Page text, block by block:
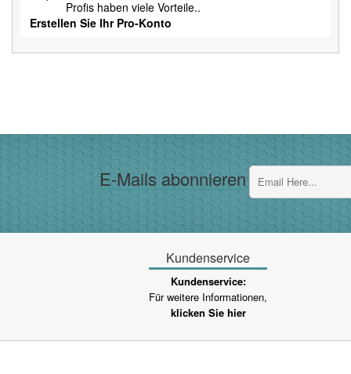
Profis haben viele Vorteile..
Erstellen Sie Ihr Pro-Konto
E-Mails abonnieren
Kundenservice
Kundenservice:
Für weitere Informationen,
klicken Sie hier